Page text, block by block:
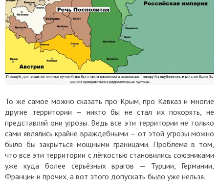
То же самое можно сказать про Крым, про Кавказ и многие
другие территории — никто бы не стал их покорять, не
представляй они угрозы. Ведь все эти территории не только
сами являлись крайне враждебными — от этой угрозы можно
было бы закрыться мощными границами. Проблема в том,
что все эти территории с лёгкостью становились союзниками
уже куда более серьёзных врагов — Турции, Германии,
Франции и прочих, а вот этого допускать было уже нельзя.